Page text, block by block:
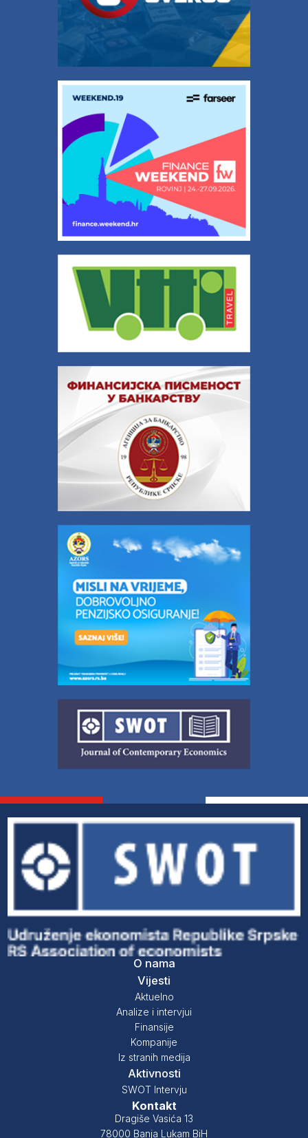
O nama
Vijesti
Aktuelno
Analize i intervjui
Finansije
Kompanije
Iz stranih medija
Aktivnosti
SWOT Intervju
Kontakt
Dragiše Vasića 13
78000 Banja Lukam BiH